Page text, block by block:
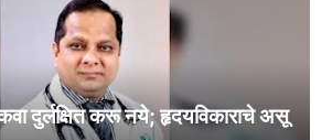
दुर्लक्षित करू नये; हृदयविकाराचे असू